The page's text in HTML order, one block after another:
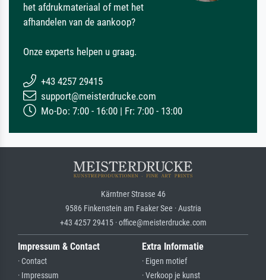
het afdrukmateriaal of met het
afhandelen van de aankoop?
Onze experts helpen u graag.
+43 4257 29415
support@meisterdrucke.com
Mo-Do: 7:00 - 16:00 | Fr: 7:00 - 13:00
Kärntner Strasse 46
9586 Finkenstein am Faaker See · Austria
+43 4257 29415 · office@meisterdrucke.com
Impressum & Contact
· Contact
· Impressum
Extra Informatie
· Eigen motief
· Verkoop je kunst